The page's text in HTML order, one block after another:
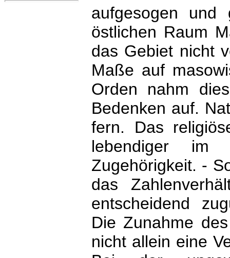
aufgesogen
östlichen Raum
das Gebiet nicht
Maße auf
Orden nahm
Bedenken auf.
fern. Das
lebendiger im
Zugehörigkeit. -
das
entscheidend
Die Zunahme
nicht allein eine